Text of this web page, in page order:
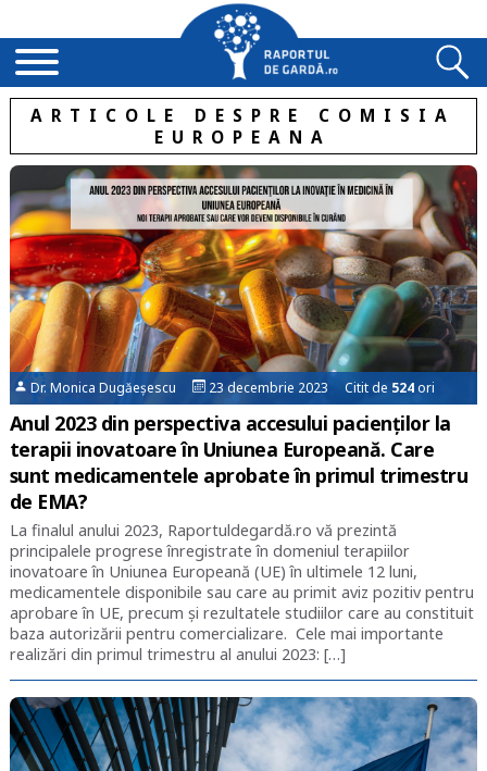
ARTICOLE DESPRE COMISIA
EUROPEANA
Dr. Monica Dugăeșescu 23 decembrie 2023 Citit de 524ori
Anul 2023 din perspectiva accesului pacienţilor la
terapii inovatoare în Uniunea Europeană. Care
sunt medicamentele aprobate în primul trimestru
de EMA?
La finalul anului 2023, Raportuldegardă.ro vă prezintă
principalele progrese înregistrate în domeniul terapiilor
inovatoare în Uniunea Europeană (UE) în ultimele 12 luni,
medicamentele disponibile sau care au primit aviz pozitiv pentru
aprobare în UE, precum și rezultatele studiilor care au constituit
baza autorizării pentru comercializare. Cele mai importante
realizări din primul trimestru al anului 2023: […]